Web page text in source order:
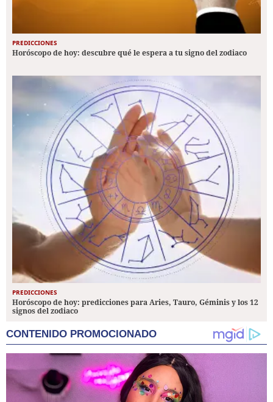
PREDICCIONES
Horóscopo de hoy: descubre qué le espera a tu signo del zodiaco
PREDICCIONES
Horóscopo de hoy: predicciones para Aries, Tauro, Géminis y los 12
signos del zodiaco
CONTENIDO PROMOCIONADO